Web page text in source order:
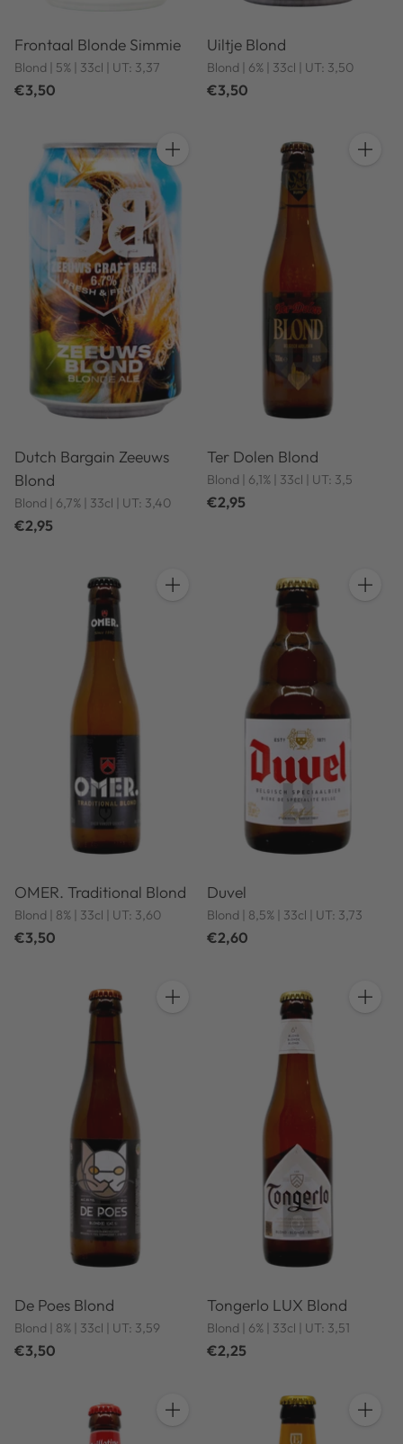
Frontaal Blonde Simmie
Blond | 5% | 33cl | UT: 3,37
€3,50
Uiltje Blond
Blond | 6% | 33cl | UT: 3,50
€3,50
Anzahl
Dutch Bargain Zeeuws
Blond
Blond | 6,7% | 33cl | UT: 3,40
€2,95
Ter Dolen Blond
Blond | 6,1% | 33cl | UT: 3,5
€2,95
OMER. Traditional Blond
Blond | 8% | 33cl | UT: 3,60
€3,50
Duvel
Blond | 8,5% | 33cl | UT: 3,73
€2,60
De Poes Blond
Blond | 8% | 33cl | UT: 3,59
€3,50
Tongerlo LUX Blond
Blond | 6% | 33cl | UT: 3,51
€2,25